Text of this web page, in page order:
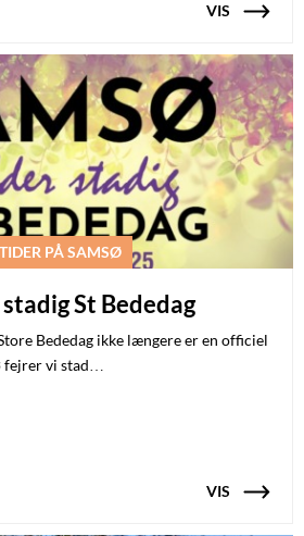
VIS
PÅ SAMSØ
St Bededag
Bededag ikke længere er en officiel
fejrer vi stad…
VIS